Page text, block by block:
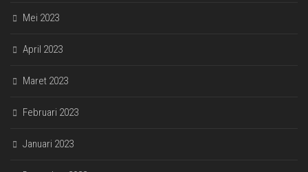
Mei 2023
April 2023
Maret 2023
Februari 2023
Januari 2023